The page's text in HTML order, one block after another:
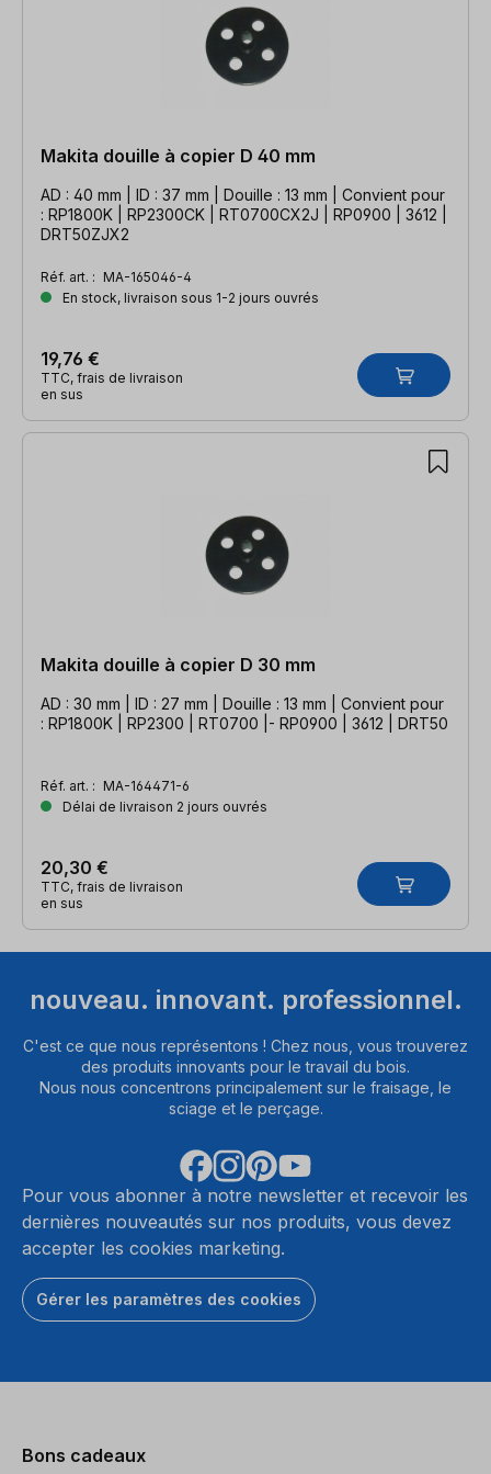
Makita douille à copier D 40 mm
AD : 40 mm | ID : 37 mm | Douille : 13 mm | Convient pour
: RP1800K | RP2300CK | RT0700CX2J | RP0900 | 3612 |
DRT50ZJX2
Réf. art. : MA-165046-4
En stock, livraison sous 1-2 jours ouvrés
19,76 €
TTC, frais de livraison
en sus
Makita douille à copier D 30 mm
AD : 30 mm | ID : 27 mm | Douille : 13 mm | Convient pour
: RP1800K | RP2300 | RT0700 |- RP0900 | 3612 | DRT50
Réf. art. : MA-164471-6
Délai de livraison 2 jours ouvrés
20,30 €
TTC, frais de livraison
en sus
nouveau. innovant. professionnel.
C'est ce que nous représentons ! Chez nous, vous trouverez
des produits innovants pour le travail du bois.
Nous nous concentrons principalement sur le fraisage, le
sciage et le perçage.
Pour vous abonner à notre newsletter et recevoir les
dernières nouveautés sur nos produits, vous devez
accepter les cookies marketing.
Gérer les paramètres des cookies
Bons cadeaux